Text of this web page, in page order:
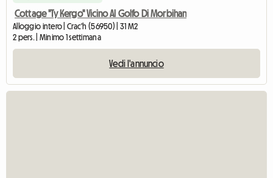
Cottage "Ty Kergo" Vicino Al Golfo Di Morbihan
Alloggio intero | Crac'h (56950) | 31 M2
2 pers. | Minimo 1 settimana
Vedi l'annuncio